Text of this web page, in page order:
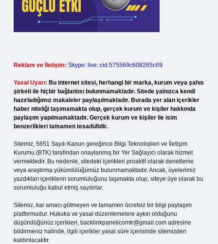
Reklam ve İletişim: Skype: live:.cid.575569c608265c69
Yasal Uyarı: Bu internet sitesi, herhangi bir marka, kurum veya şahıs
şirketi ile hiçbir bağlantısı bulunmamaktadır. Sitede yalnızca kendi
hazırladığımız makaleler paylaşılmaktadır. Burada yer alan içerikler
haber niteliği taşımamakta olup, gerçek kurum ve kişiler hakkında
paylaşım yapılmamaktadır. Gerçek kurum ve kişiler ile isim
benzerlikleri tamamen tesadüfidir.
Sitemiz, 5651 Sayılı Kanun gereğince Bilgi Teknolojileri ve İletişim
Kurumu (BTK) tarafından onaylanmış bir Yer Sağlayıcı olarak hizmet
vermektedir. Bu nedenle, sitedeki içerikleri proaktif olarak denetleme
veya araştırma yükümlülüğümüz bulunmamaktadır. Ancak, üyelerimiz
yazdıkları içeriklerin sorumluluğunu taşımakta olup, siteye üye olarak bu
sorumluluğu kabul etmiş sayılırlar.
Sitemiz, kar amacı gütmeyen ve tamamen ücretsiz bir bilgi paylaşım
platformudur. Hukuka ve yasal düzenlemelere aykırı olduğunu
düşündüğünüz içerikleri, backlinkpanelicomtr@gmail.com adresine
bildirmeniz halinde, ilgili içerikler yasal süre içerisinde sitemizden
kaldırılacaktır.